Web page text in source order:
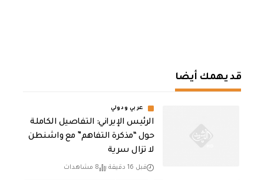
قد يهمك أيضا
عربي ودولي
الرئيس الإيراني: التفاصيل الكاملة
حول “مذكرة التفاهم” مع واشنطن
لا تزال سرية
قبل 16 دقيقة 8 مشاهدات